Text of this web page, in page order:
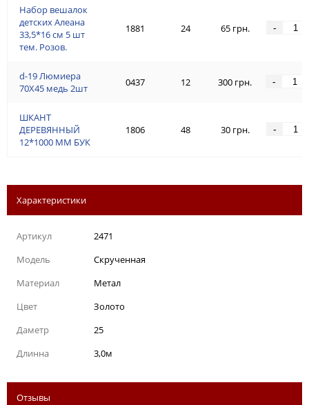
Набор вешалок
детских Алеана
33,5*16 см 5 шт
тем. Розов.
d-19 Люмиeра
70Х45 медь 2шт
ШКАНТ
ДЕРЕВЯННЫЙ
12*1000 ММ БУК
1881 24 65 грн. -
0437 12 300 грн. -
1806 48 30 грн. -
Характеристики
Артикул
2471
Модель
Скрученная
Материал
Метал
Цвет
Золото
Даметр
25
Длинна
3,0м
Отзывы